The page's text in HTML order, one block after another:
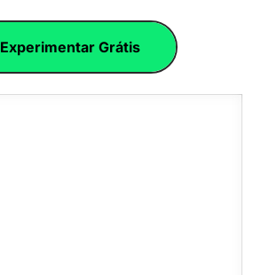
Experimentar Grátis